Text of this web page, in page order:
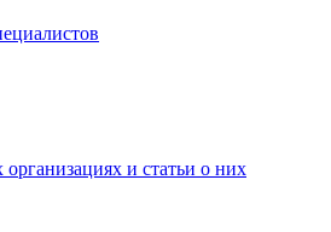
и статьи о них